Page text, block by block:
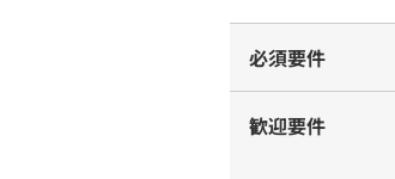
必須要件
歓迎要件